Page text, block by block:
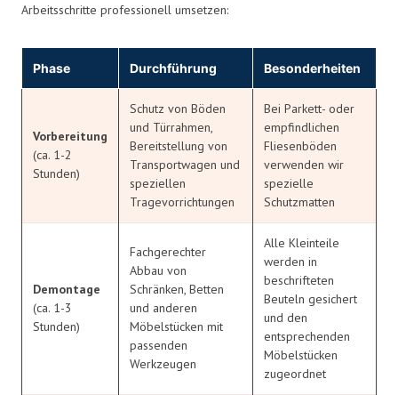
Arbeitsschritte professionell umsetzen:
Phase Durchführung Besonderheiten
Vorbereitung
(ca. 1-2
Stunden)
Schutz von Böden
und Türrahmen,
Bereitstellung von
Transportwagen und
speziellen
Tragevorrichtungen
Bei Parkett- oder
empfindlichen
Fliesenböden
verwenden wir
spezielle
Schutzmatten
Demontage
(ca. 1-3
Stunden)
Fachgerechter
Abbau von
Schränken, Betten
und anderen
Möbelstücken mit
passenden
Werkzeugen
Alle Kleinteile
werden in
beschrifteten
Beuteln gesichert
und den
entsprechenden
Möbelstücken
zugeordnet